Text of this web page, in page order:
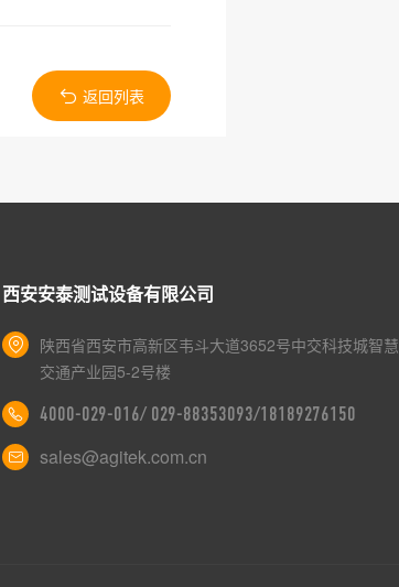
返回列表
西安安泰测试设备有限公司
陕西省西安市高新区韦斗大道3652号中交科技城智慧
交通产业园5-2号楼
4000-029-016/ 029-88353093/18189276150
sales@agitek.com.cn